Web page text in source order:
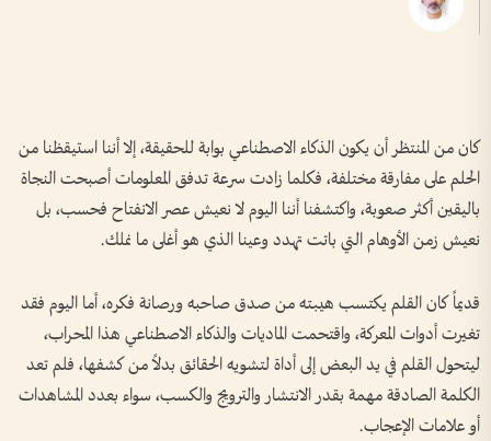
كان من المنتظر أن يكون الذكاء الاصطناعي بوابة للحقيقة، إلا أننا استيقظنا من
الحلم على مفارقة مختلفة، فكلما زادت سرعة تدفق المعلومات أصبحت النجاة
باليقين أكثر صعوبة، واكتشفنا أننا اليوم لا نعيش عصر الانفتاح فحسب، بل
نعيش زمن الأوهام التي باتت تهدد وعينا الذي هو أغلى ما نملك.
قديماً كان القلم يكتسب هيبته من صدق صاحبه ورصانة فكره، أما اليوم فقد
تغيرت أدوات المعركة، واقتحمت الماديات والذكاء الاصطناعي هذا المحراب،
ليتحول القلم في يد البعض إلى أداة لتشويه الحقائق بدلاً من كشفها، فلم تعد
الكلمة الصادقة مهمة بقدر الانتشار والترويج والكسب، سواء بعدد المشاهدات
أو علامات الإعجاب.